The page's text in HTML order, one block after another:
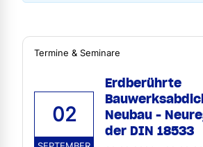
Termine & Seminare
02
Erdberührte
Neubau -
der DIN 18533